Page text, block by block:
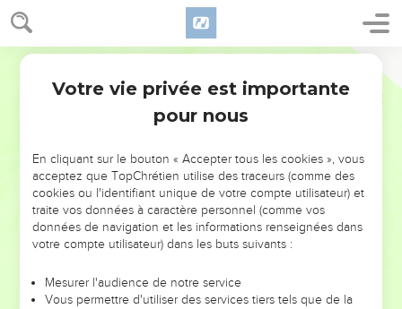
NE MANQUEZ PAS L’ÉVÉNEMENT
DE L’ANNÉE !
ET SI LEURS ERREURS POUVAIENT VOUS ÉVITER LES
VOTRES ?
leur foi ou leur vision. Mais on voit moins les doutes, les erreurs
et les saisons difficiles qu'ils ont traversés, alors même que ce
Votre vie privée est importante
pour nous
En cliquant sur le bouton « Accepter tous les cookies », vous
acceptez que TopChrétien utilise des traceurs (comme des
cookies ou l'identifiant unique de votre compte utilisateur) et
traite vos données à caractère personnel (comme vos
données de navigation et les informations renseignées dans
votre compte utilisateur) dans les buts suivants :
Mesurer l'audience de notre service
Vous permettre d'utiliser des services tiers tels que de la